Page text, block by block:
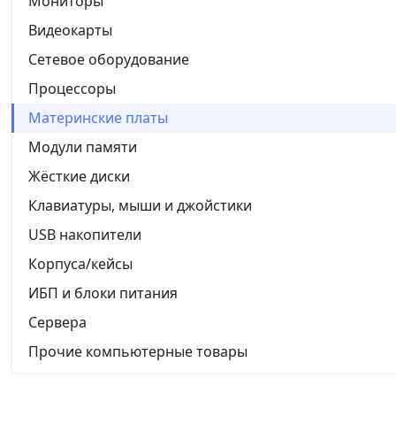
Видеокарты
Сетевое оборудование
Процессоры
Материнские платы
Модули памяти
Жёсткие диски
Клавиатуры, мыши и джойстики
USB накопители
Корпуса/кейсы
ИБП и блоки питания
Сервера
Прочие компьютерные товары